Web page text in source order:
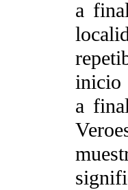
a
inicio
a